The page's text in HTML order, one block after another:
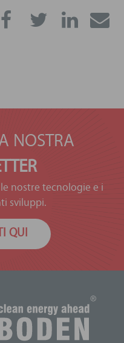
NOSTRA
nostre tecnologie e i
sviluppi.
QUI